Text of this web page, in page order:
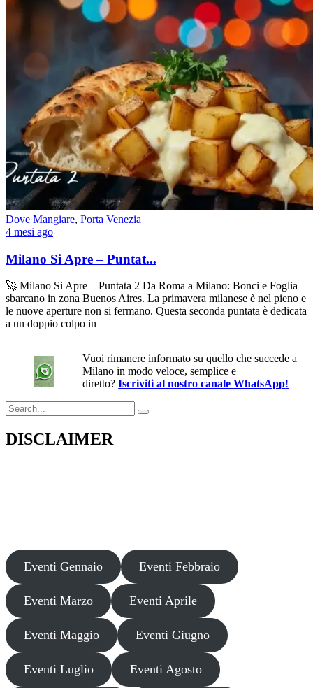
Dove Mangiare, Porta Venezia
4 mesi ago
Milano Si Apre – Puntat...
🚀 Milano Si Apre – Puntata 2 Da Roma a Milano: Bonci e Foglia
sbarcano in zona Buenos Aires. La primavera milanese è nel pieno e
le nuove aperture non si fermano. Questa seconda puntata è dedicata
a un doppio colpo in
Vuoi rimanere informato su quello che succede a
Milano in modo veloce, semplice e
diretto?Iscriviti al nostro canale WhatsApp!
Search
for:
DISCLAIMER
Eventi Gennaio Eventi Febbraio
Eventi Marzo Eventi Aprile
Eventi Maggio Eventi Giugno
Eventi Luglio Eventi Agosto